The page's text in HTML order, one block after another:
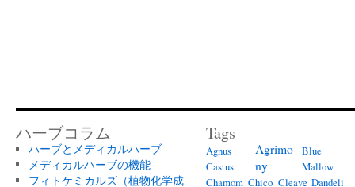
ハーブコラム
ハーブとメディカルハーブ
メディカルハーブの機能
フィトケミカルズ（植物化学成
Tags
Agnus
Castus
Agrimo
ny
Blue
Mallow
Chamom Chico Cleave Dandeli